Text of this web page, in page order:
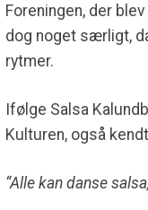
Foreningen, der
dog noget særligt,
rytmer.
Ifølge Salsa
Kulturen, også
“Alle kan danse